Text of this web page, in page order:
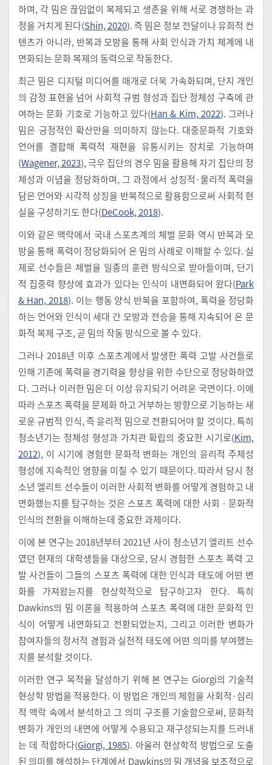
하며, 각 밈은 끊임없이 복제되고 생존을 위해 서로 경쟁하는 과
정을 거치게 된다(Shin, 2020). 즉 밈은 정보 전달이나 유희적 컨
텐츠가 아니라, 반복과 모방을 통해 사회 인식과 가치 체계에 내
면화되는 문화 복제의 동력으로 작동한다.
최근 밈은 디지털 미디어를 매개로 더욱 가속화되며, 단지 개인
의 감정 표현을 넘어 사회적 규범 형성과 집단 정체성 구축에 관
여하는 문화 기호로 기능하고 있다(Han & Kim, 2022). 그러나
밈은 긍정적인 확산만을 의미하지 않는다. 대중문화적 기호와
언어를 결합해 폭력적 재현을 유통시키는 장치로 기능하며
(Wagener, 2023), 극우 집단의 경우 밈을 활용해 자기 집단의 정
체성과 이념을 정당화하며, 그 과정에서 상징적·물리적 폭력을
담은 언어와 시각적 상징을 반복적으로 활용함으로써 사회적 현
실을 구성하기도 한다(DeCook, 2018).
이와 같은 맥락에서 국내 스포츠계의 체벌 문화 역시 반복과 모
방을 통해 폭력이 정당화되어 온 밈의 사례로 이해할 수 있다. 실
제로 선수들은 체벌을 일종의 훈련 방식으로 받아들이며, 단기
적 집중력 향상에 효과가 있다는 인식이 내면화되어 왔다(Park
& Han, 2018). 이는 행동 양식 반복을 포함하여, 폭력을 정당화
하는 언어와 인식이 세대 간 모방과 전승을 통해 지속되어 온 문
화적 복제 구조, 곧 밈의 작동 방식으로 볼 수 있다.
그러나 2018년 이후 스포츠계에서 발생한 폭력 고발 사건들로
인해 기존에 폭력을 경기력을 향상을 위한 수단으로 정당화하였
다. 그러나 이러한 밈은 더 이상 유지되기 어려운 국면이다. 이에
따라 스포츠 폭력을 문제화 하고 거부하는 방향으로 기능하는 새
로운 규범적 인식, 즉 윤리적 밈으로 전환되어야 할 것이다. 특히
청소년기는 정체성 형성과 가치관 확립의 중요한 시기로(Kim,
2012), 이 시기에 경험한 문화적 변화는 개인의 윤리적 주체성
형성에 지속적인 영향을 미칠 수 있기 때문이다. 따라서 당시 청
소년 엘리트 선수들이 이러한 사회적 변화를 어떻게 경험하고 내
면화했는지를 탐구하는 것은 스포츠 폭력에 대한 사회ㆍ문화적
인식의 전환을 이해하는데 중요한 과제이다.
이에 본 연구는 2018년부터 2021년 사이 청소년기 엘리트 선수
였던 현재의 대학생들을 대상으로, 당시 경험한 스포츠 폭력 고
발 사건들이 그들의 스포츠 폭력에 대한 인식과 태도에 어떤 변
화를 가져왔는지를 현상학적으로 탐구하고자 한다. 특히
Dawkins의 밈 이론을 적용하여 스포츠 폭력에 대한 문화적 인
식이 어떻게 내면화되고 전환되었는지, 그리고 이러한 변화가
참여자들의 정서적 경험과 실천적 태도에 어떤 의미를 부여했는
지를 분석할 것이다.
이러한 연구 목적을 달성하기 위해 본 연구는 Giorgi의 기술적
현상학 방법을 적용한다. 이 방법은 개인의 체험을 사회적·심리
적 맥락 속에서 분석하고 그 의미 구조를 기술함으로써, 문화적
변화가 개인의 내면에 어떻게 수용되고 재구성되는지를 드러내
는 데 적합하다(Giorgi, 1985). 아울러 현상학적 방법으로 도출
된 의미를 해석하는 단계에서 Dawkins의 밈 개념을 보조적으로